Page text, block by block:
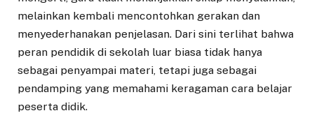
melainkan kembali mencontohkan gerakan dan
menyederhanakan penjelasan. Dari sini terlihat bahwa
peran pendidik di sekolah luar biasa tidak hanya
sebagai penyampai materi, tetapi juga sebagai
pendamping yang memahami keragaman cara belajar
peserta didik.